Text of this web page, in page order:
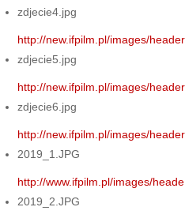
zdjecie4.jpg
http://new.ifpilm.pl/images/
zdjecie5.jpg
http://new.ifpilm.pl/images/
zdjecie6.jpg
http://new.ifpilm.pl/images/
2019_1.JPG
http://www.ifpilm.pl/images/
2019_2.JPG